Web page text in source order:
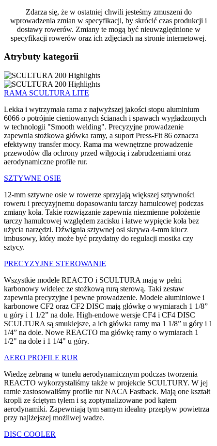
Zdarza się, że w ostatniej chwili jesteśmy zmuszeni do
wprowadzenia zmian w specyfikacji, by skrócić czas produkcji i
dostawy rowerów. Zmiany te mogą być nieuwzględnione w
specyfikacji rowerów oraz ich zdjęciach na stronie internetowej.
Atrybuty kategorii
RAMA SCULTURA LITE
Lekka i wytrzymała rama z najwyższej jakości stopu aluminium
6066 o potrójnie cieniowanych ścianach i spawach wygładzonych
w technologii "Smooth welding". Precyzyjne prowadzenie
zapewnia stożkowa główka ramy, a suport Press-Fit 86 oznacza
efektywny transfer mocy. Rama ma wewnętrzne prowadzenie
przewodów dla ochrony przed wilgocią i zabrudzeniami oraz
aerodynamiczne profile rur.
SZTYWNE OSIE
12-mm sztywne osie w rowerze sprzyjają większej sztywności
roweru i precyzyjnemu dopasowaniu tarczy hamulcowej podczas
zmiany koła. Takie rozwiązanie zapewnia niezmienne położenie
tarczy hamulcowej względem zacisku i łatwe wypięcie koła bez
użycia narzędzi. Dźwignia sztywnej osi skrywa 4-mm klucz
imbusowy, który może być przydatny do regulacji mostka czy
sztycy.
PRECYZYJNE STEROWANIE
Wszystkie modele REACTO i SCULTURA mają w pełni
karbonowy widelec ze stożkową rurą sterową. Taki zestaw
zapewnia precyzyjne i pewne prowadzenie. Modele aluminiowe i
karbonowe CF2 oraz CF2 DISC mają główkę o wymiarach 1 1/8”
u góry i 1 1/2” na dole. High-endowe wersje CF4 i CF4 DISC
SCULTURA są smuklejsze, a ich główka ramy ma 1 1/8” u góry i 1
1/4” na dole. Nowe REACTO ma główkę ramy o wymiarach 1
1/2" na dole i 1 1/4" u góry.
AERO PROFILE RUR
Wiedzę zebraną w tunelu aerodynamicznym podczas tworzenia
REACTO wykorzystaliśmy także w projekcie SCULTURY. W jej
ramie zastosowaliśmy profile rur NACA Fastback. Mają one kształt
kropli ze ściętym tyłem i są zoptymalizowane pod kątem
aerodynamiki. Zapewniają tym samym idealny przepływ powietrza
przy najlżejszej możliwej wadze.
DISC COOLER